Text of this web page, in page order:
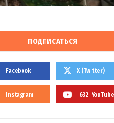
ПОДПИСАТЬСЯ
Facebook X (Twitter)
Instagram 632 YouTube